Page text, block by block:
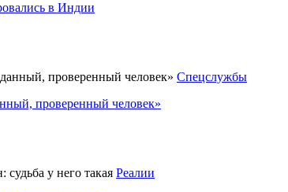
в Индии
Спецслужбы
проверенный человек»
Реалии